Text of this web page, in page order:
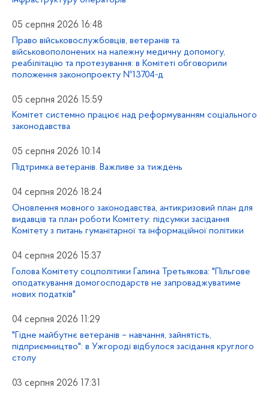
05 серпня 2026 16:48
Право військовослужбовців, ветеранів та
військовополонених на належну медичну допомогу,
реабілітацію та протезування: в Комітеті обговорили
положення законопроекту №13704-д
05 серпня 2026 15:59
Комітет системно працює над реформуванням соціального
законодавства
05 серпня 2026 10:14
Підтримка ветеранів. Важливе за тиждень
04 серпня 2026 18:24
Оновлення мовного законодавства, антикризовий план для
видавців та план роботи Комітету: підсумки засідання
Комітету з питань гуманітарної та інформаційної політики
04 серпня 2026 15:37
Голова Комітету соцполітики Галина Третьякова: "Пільгове
оподаткування домогосподарств не запроваджуватиме
нових податків"
04 серпня 2026 11:29
"Гідне майбутнє ветеранів – навчання, зайнятість,
підприємництво": в Ужгороді відбулося засідання круглого
столу
03 серпня 2026 17:31